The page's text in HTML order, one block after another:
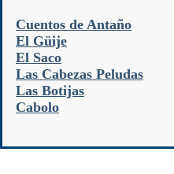
Cuentos de Antaño
El Güije
El Saco
Las Cabezas Peludas
Las Botijas
Cabolo